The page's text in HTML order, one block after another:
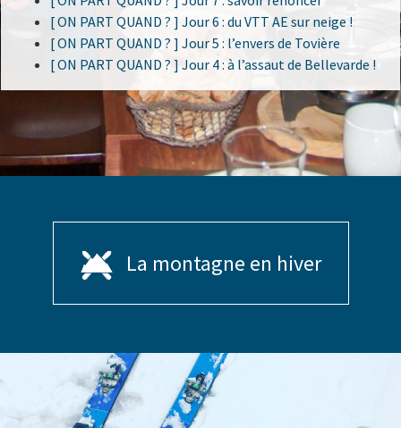
[ ON PART QUAND ? ] Jour 6 : du VTT AE sur neige !
[ ON PART QUAND ? ] Jour 5 : l’envers de Tovière
[ ON PART QUAND ? ] Jour 4 : à l’assaut de Bellevarde !
La montagne en hiver